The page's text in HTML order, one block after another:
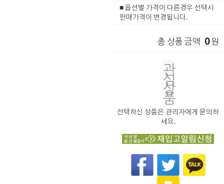
■ 옵션별 가격이 다른경우 선택시
판매가격이 변경됩니다.
총 상품 금액 0원
관
심
상
품
선택하신 상품은 관리자에게 문의하
세요.